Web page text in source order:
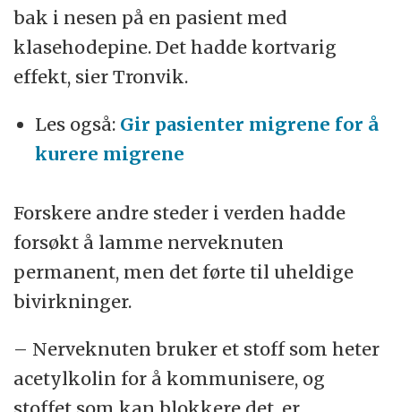
bak i nesen på en pasient med
klasehodepine. Det hadde kortvarig
effekt, sier Tronvik.
Les også: Gir pasienter migrene for å
kurere migrene
Forskere andre steder i verden hadde
forsøkt å lamme nerveknuten
permanent, men det førte til uheldige
bivirkninger.
– Nerveknuten bruker et stoff som heter
acetylkolin for å kommunisere, og